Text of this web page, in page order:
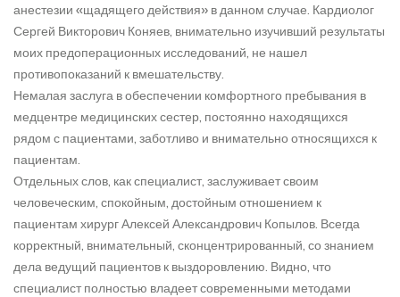
анестезии «щадящего действия» в данном случае. Кардиолог
Сергей Викторович Коняев, внимательно изучивший результаты
моих предоперационных исследований, не нашел
противопоказаний к вмешательству.
Немалая заслуга в обеспечении комфортного пребывания в
медцентре медицинских сестер, постоянно находящихся
рядом с пациентами, заботливо и внимательно относящихся к
пациентам.
Отдельных слов, как специалист, заслуживает своим
человеческим, спокойным, достойным отношением к
пациентам хирург Алексей Александрович Копылов. Всегда
корректный, внимательный, сконцентрированный, со знанием
дела ведущий пациентов к выздоровлению. Видно, что
специалист полностью владеет современными методами